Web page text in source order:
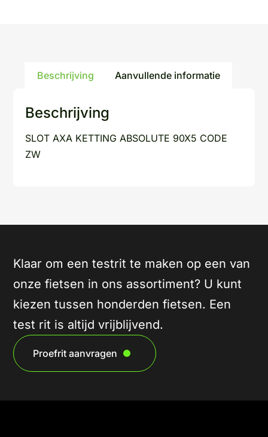
Beschrijving Aanvullende informatie
Beschrijving
SLOT AXA KETTING ABSOLUTE 90X5 CODE
ZW
Klaar om een testrit te maken op een van
onze fietsen in ons assortiment? U kunt
kiezen tussen honderden fietsen. Een
test rit is altijd vrijblijvend.
Proefrit aanvragen